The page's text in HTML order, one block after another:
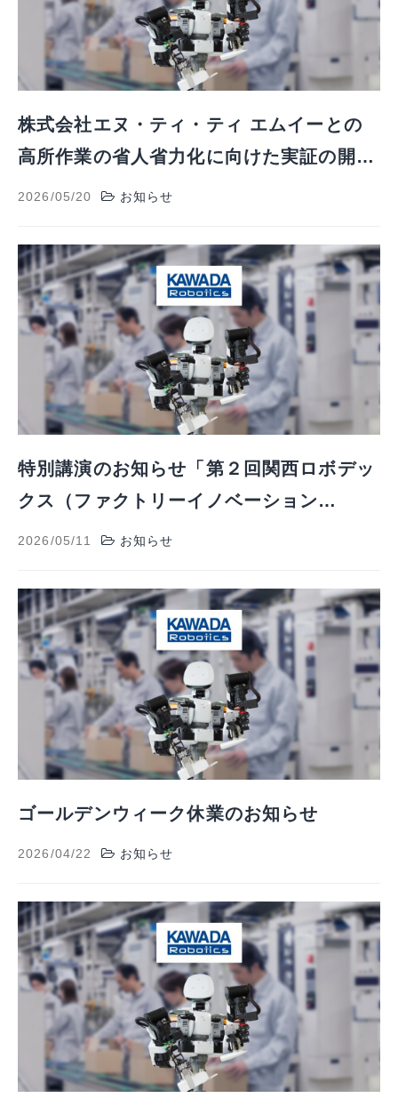
株式会社エヌ・ティ・ティ エムイーとの
高所作業の省人省力化に向けた実証の開始
について
2026/05/20 お知らせ
特別講演のお知らせ「第２回関西ロボデッ
クス（ファクトリーイノベーション
Week）」
2026/05/11 お知らせ
ゴールデンウィーク休業のお知らせ
2026/04/22 お知らせ